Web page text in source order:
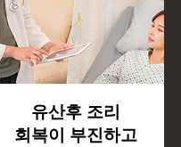
유산후 조리
회복이 부진하고